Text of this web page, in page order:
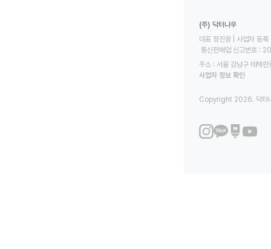
(주) 닥터나우
대표 정진웅 | 사업자
통신판매업 신고번호
주소 : 서울 강남구 테헤
사업자 정보 확인
Copyright 2026. 닥터